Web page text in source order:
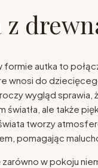
formie autka to
wnosi do
wygląd sprawia,
światła, ale także
tworzy
pomagając
w pokoju